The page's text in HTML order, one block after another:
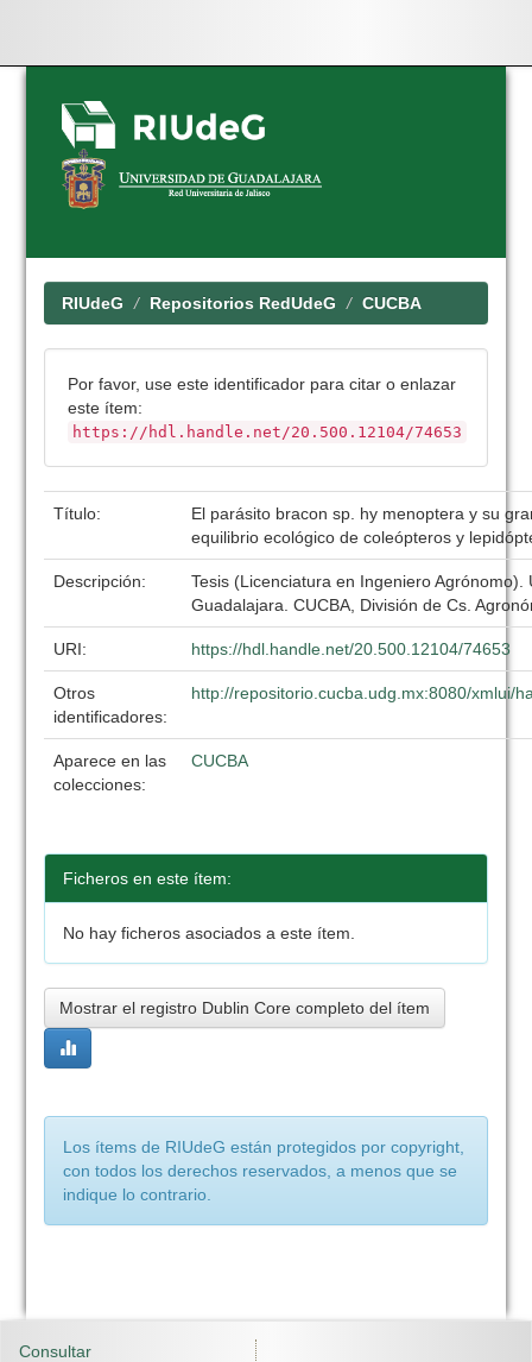
Skip
navigation
RIUdeG Repositorios RedUdeG CUCBA
Por favor, use este identificador para citar o enlazar
este ítem:
https://hdl.handle.net/20.500.12104/74653
Título:
El parásito bracon sp. hy menoptera y su
equilibrio ecológico de coleópteros y
Descripción:
Tesis (Licenciatura en Ingeniero Agrónomo).
Guadalajara. CUCBA, División de Cs.
URI: https://hdl.handle.net/20.500.12104/74653
Otros
identificadores:
http://repositorio.cucba.udg.mx:8080/xmlui/
Aparece en las
colecciones:
CUCBA
Ficheros en este ítem:
No hay ficheros asociados a este ítem.
Mostrar el registro Dublin Core completo del ítem
Los ítems de RIUdeG están protegidos por copyright,
con todos los derechos reservados, a menos que se
indique lo contrario.
Consultar